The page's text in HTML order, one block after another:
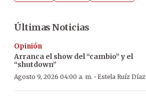
Últimas Noticias
Opinión
Arranca el show del “cambio” y el
“shutdown”
Agosto 9, 2026 04:00 a. m. · Estela Ruíz Díaz